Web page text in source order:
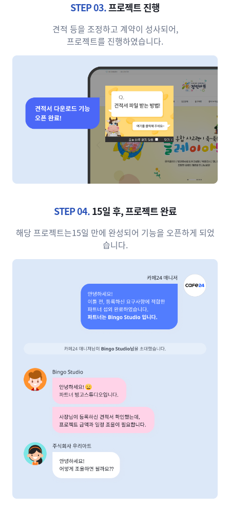
STEP 03.프로젝트 진행
견적 등을 조정하고 계약이 성사되어,
프로젝트를 진행하였습니다.
STEP 04. 15일 후, 프로젝트 완료
해당 프로젝트는15일 만에 완성되어 기능을 오픈하게 되었
습니다.